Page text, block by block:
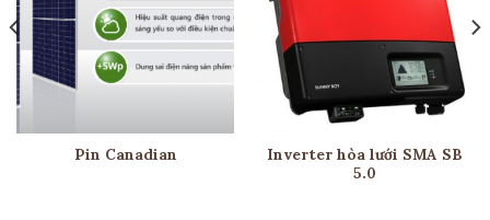
Pin Canadian
Inverter hòa lưới SMA SB
5.0